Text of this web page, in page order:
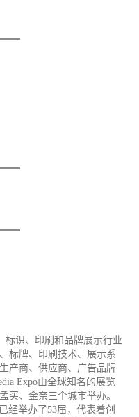
标识、 印刷 和品牌展示行业
标牌、印刷技术、展示系
产商、供应商、广告品牌
Expo由全球知名的展览
买、金奈三个城市举办。
经举办了53届，代表着创